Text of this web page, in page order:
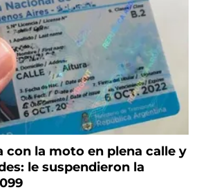
con la moto en plena calle y
le suspendieron la